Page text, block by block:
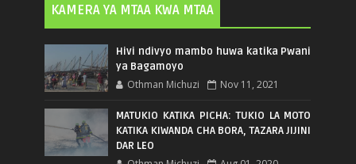
KAMERA YA MTAA KWA MTAA
Hivi ndivyo mambo huwa katika Pwani
ya Bagamoyo
Othman Michuzi Nov 11, 2021
MATUKIO KATIKA PICHA: TUKIO LA MOTO
KATIKA KIWANDA CHA BORA, TAZARA JIJINI
DAR LEO